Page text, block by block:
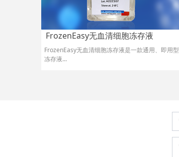
FrozenEasy无血清细胞冻存液
FrozenEasy无血清细胞冻存液是一款通用、即用型
冻存液...